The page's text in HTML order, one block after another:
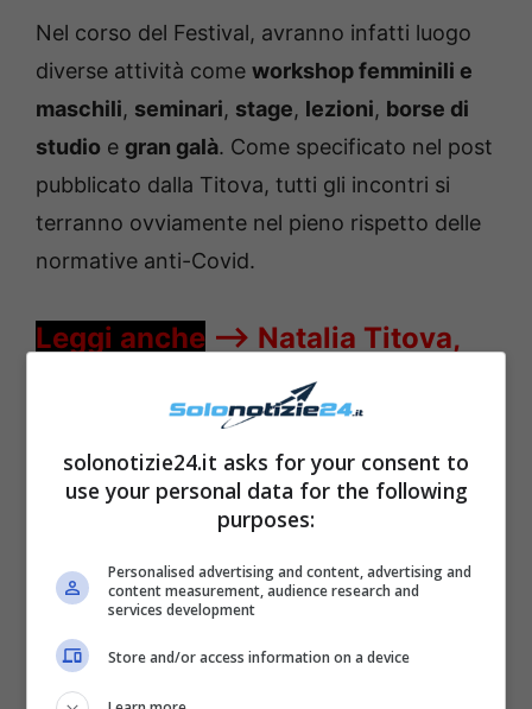
Nel corso del Festival, avranno infatti luogo
diverse attività come workshop femminili e
maschili, seminari, stage, lezioni, borse di
studio e gran galà. Come specificato nel post
pubblicato dalla Titova, tutti gli incontri si
terranno ovviamente nel pieno rispetto delle
normative anti-Covid.
Leggi anche —-> Natalia Titova,
sapete chi è il suo ex? Ballerino
(famoso) di Ballando con le
stelle, chi c’era prima di Rosolino
solonotizie24.it asks for your consent to
use your personal data for the following
purposes:
Personalised advertising and content, advertising and
content measurement, audience research and
services development
Store and/or access information on a device